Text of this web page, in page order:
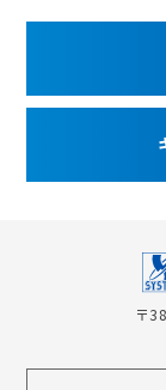
〒